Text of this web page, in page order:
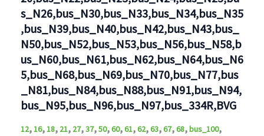
s_N26,bus_N30,bus_N33,bus_N34,bus_N35
,bus_N39,bus_N40,bus_N42,bus_N43,bus_
N50,bus_N52,bus_N53,bus_N56,bus_N58,b
us_N60,bus_N61,bus_N62,bus_N64,bus_N6
5,bus_N68,bus_N69,bus_N70,bus_N77,bus
_N81,bus_N84,bus_N88,bus_N91,bus_N94,
bus_N95,bus_N96,bus_N97,bus_334R,BVG
12,16,18, 21, 27,37,50,60,61,62,63,67,68,bus_100,